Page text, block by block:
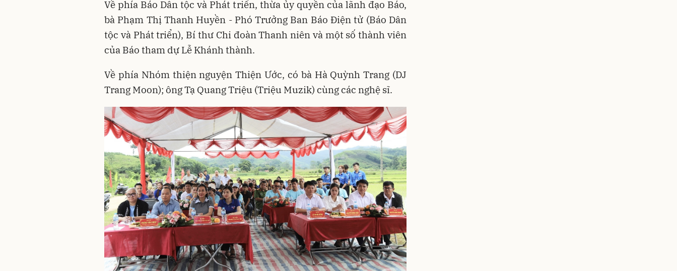
Về phía Báo Dân tộc và Phát triển, thừa ủy quyền của lãnh đạo Báo,
bà Phạm Thị Thanh Huyền - Phó Trưởng Ban Báo Điện tử (Báo Dân
tộc và Phát triển), Bí thư Chi đoàn Thanh niên và một số thành viên
của Báo tham dự Lễ Khánh thành.
Về phía Nhóm thiện nguyện Thiện Ước, có bà Hà Quỳnh Trang (DJ
Trang Moon); ông Tạ Quang Triệu (Triệu Muzik) cùng các nghệ sĩ.